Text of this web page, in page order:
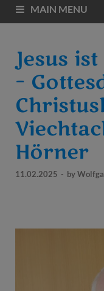
MAIN MENU
Jesus
–
Hörner
11.02.2025 - by